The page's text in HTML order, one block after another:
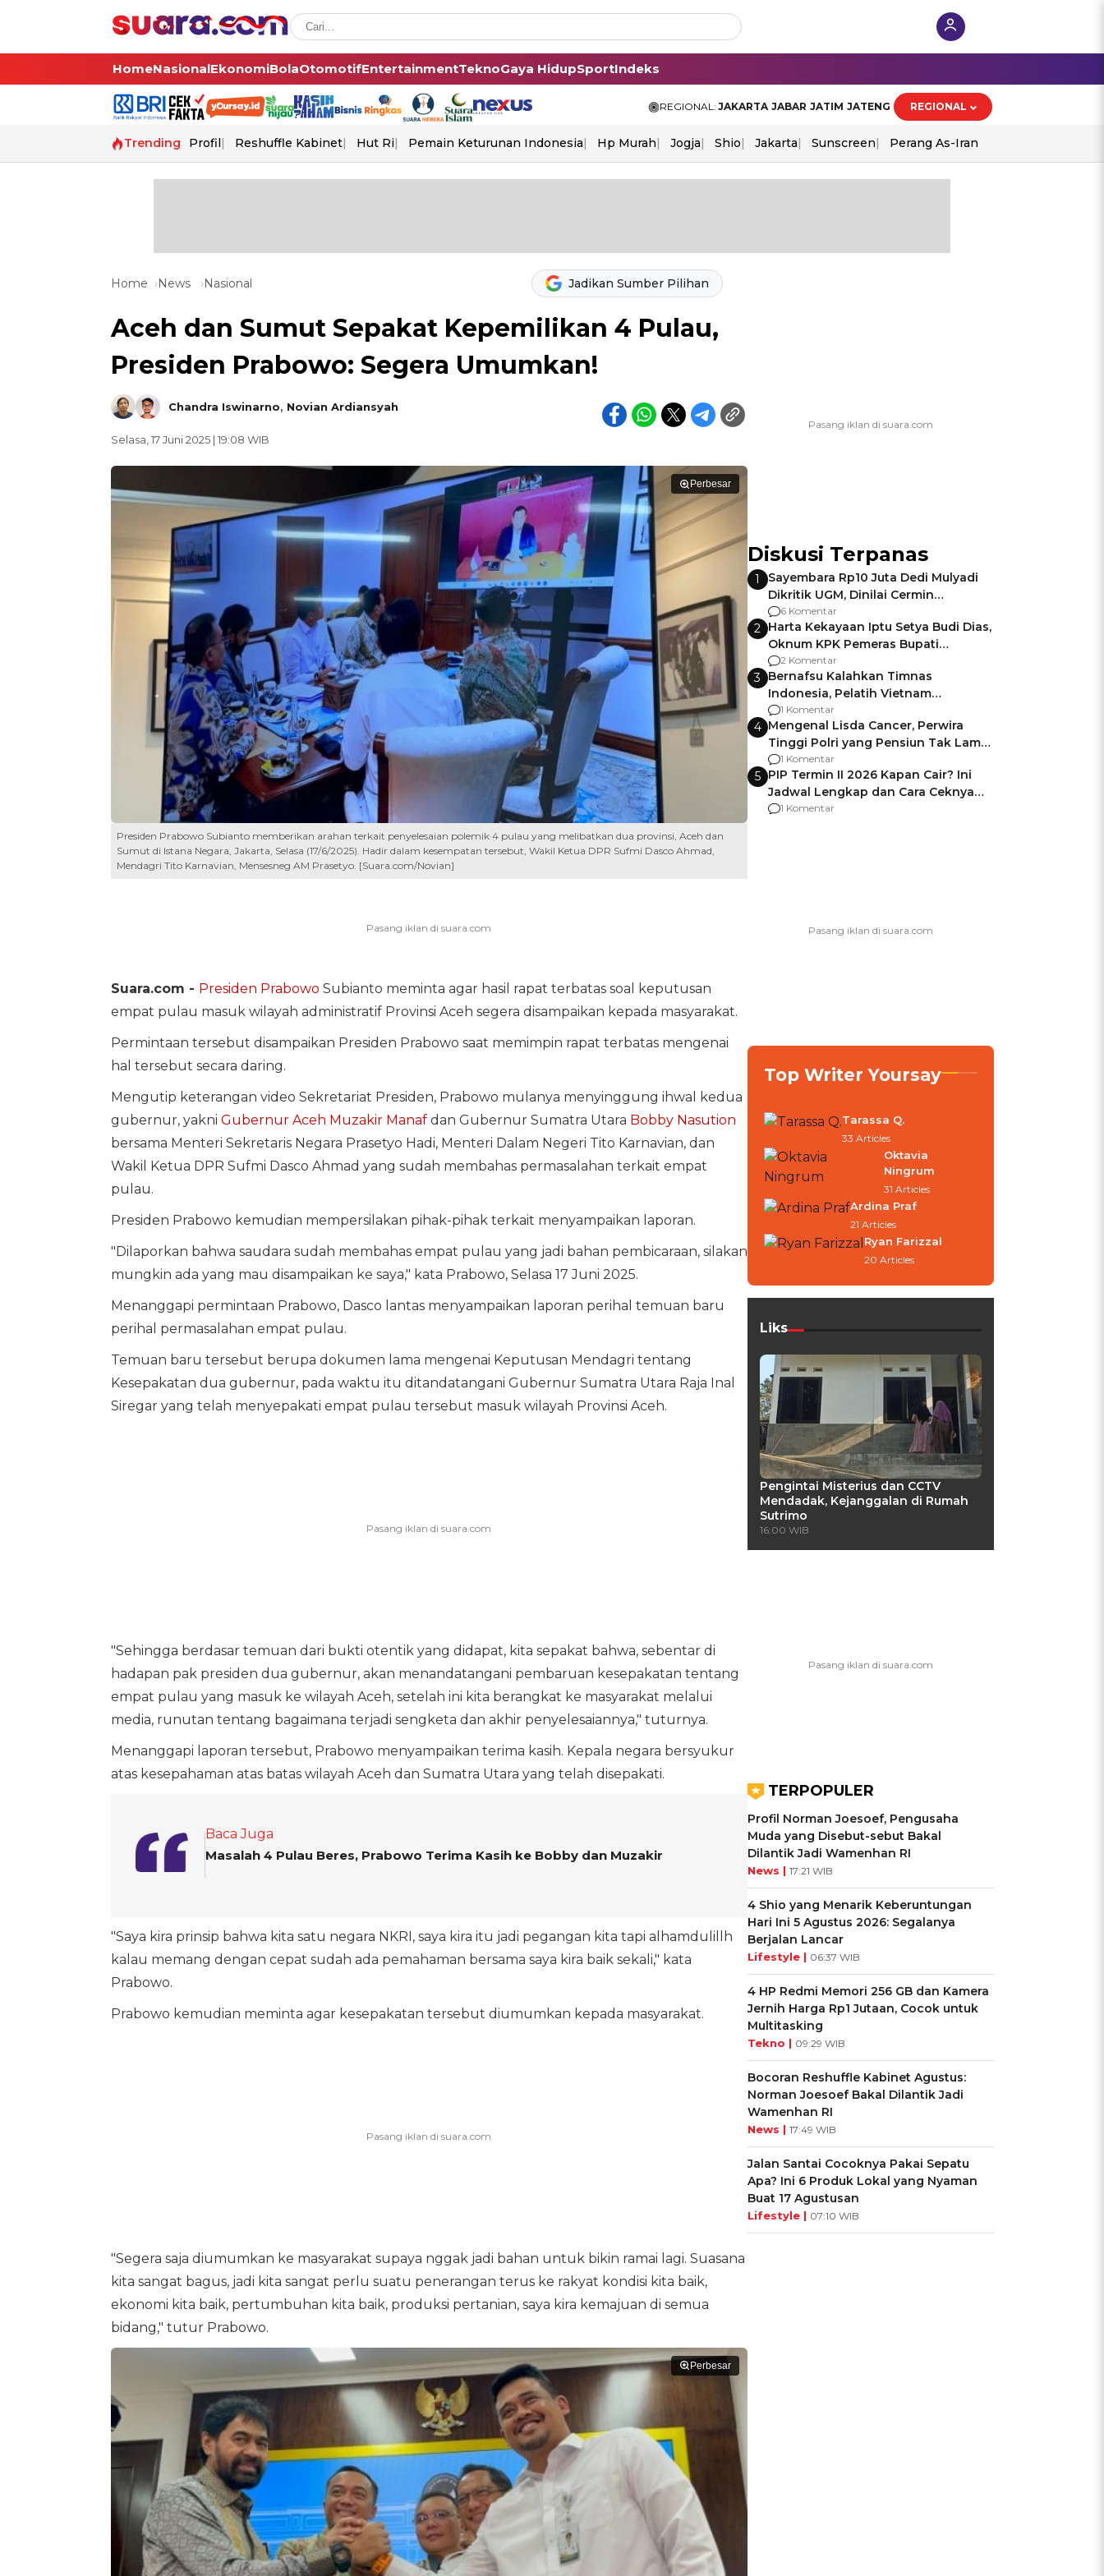
HomeNasionalEkonomiBolaOtomotifEntertainmentTeknoGaya HidupSportIndeks
REGIONAL: JAKARTA JABAR JATIM JATENG REGIONAL
Trending Profil Reshuffle Kabinet Hut Ri Pemain Keturunan Indonesia Hp Murah Jogja Shio Jakarta Sunscreen Perang As-Iran
Home News Nasional Jadikan Sumber Pilihan
Aceh dan Sumut Sepakat Kepemilikan 4 Pulau,
Presiden Prabowo: Segera Umumkan!
Chandra Iswinarno, Novian Ardiansyah
Selasa, 17 Juni 2025 | 19:08 WIB
Perbesar
Presiden Prabowo Subianto memberikan arahan terkait penyelesaian polemik 4 pulau yang melibatkan dua provinsi, Aceh dan
Sumut di Istana Negara, Jakarta, Selasa (17/6/2025). Hadir dalam kesempatan tersebut, Wakil Ketua DPR Sufmi Dasco Ahmad,
Mendagri Tito Karnavian, Mensesneg AM Prasetyo. [Suara.com/Novian]
Suara.com - Presiden Prabowo Subianto meminta agar hasil rapat terbatas soal keputusan
empat pulau masuk wilayah administratif Provinsi Aceh segera disampaikan kepada masyarakat.
Permintaan tersebut disampaikan Presiden Prabowo saat memimpin rapat terbatas mengenai
hal tersebut secara daring.
Mengutip keterangan video Sekretariat Presiden, Prabowo mulanya menyinggung ihwal kedua
gubernur, yakni Gubernur Aceh Muzakir Manafdan Gubernur Sumatra Utara Bobby Nasution
bersama Menteri Sekretaris Negara Prasetyo Hadi, Menteri Dalam Negeri Tito Karnavian, dan
Wakil Ketua DPR Sufmi Dasco Ahmad yang sudah membahas permasalahan terkait empat
pulau.
Presiden Prabowo kemudian mempersilakan pihak-pihak terkait menyampaikan laporan.
"Dilaporkan bahwa saudara sudah membahas empat pulau yang jadi bahan pembicaraan, silakan
mungkin ada yang mau disampaikan ke saya," kata Prabowo, Selasa 17 Juni 2025.
Menanggapi permintaan Prabowo, Dasco lantas menyampaikan laporan perihal temuan baru
perihal permasalahan empat pulau.
Temuan baru tersebut berupa dokumen lama mengenai Keputusan Mendagri tentang
Kesepakatan dua gubernur, pada waktu itu ditandatangani Gubernur Sumatra Utara Raja Inal
Siregar yang telah menyepakati empat pulau tersebut masuk wilayah Provinsi Aceh.
"Sehingga berdasar temuan dari bukti otentik yang didapat, kita sepakat bahwa, sebentar di
hadapan pak presiden dua gubernur, akan menandatangani pembaruan kesepakatan tentang
empat pulau yang masuk ke wilayah Aceh, setelah ini kita berangkat ke masyarakat melalui
media, runutan tentang bagaimana terjadi sengketa dan akhir penyelesaiannya," tuturnya.
Menanggapi laporan tersebut, Prabowo menyampaikan terima kasih. Kepala negara bersyukur
atas kesepahaman atas batas wilayah Aceh dan Sumatra Utara yang telah disepakati.
Baca Juga
Masalah 4 Pulau Beres, Prabowo Terima Kasih ke Bobby dan Muzakir
"Saya kira prinsip bahwa kita satu negara NKRI, saya kira itu jadi pegangan kita tapi alhamdulillh
kalau memang dengan cepat sudah ada pemahaman bersama saya kira baik sekali," kata
Prabowo.
Prabowo kemudian meminta agar kesepakatan tersebut diumumkan kepada masyarakat.
"Segera saja diumumkan ke masyarakat supaya nggak jadi bahan untuk bikin ramai lagi. Suasana
kita sangat bagus, jadi kita sangat perlu suatu penerangan terus ke rakyat kondisi kita baik,
ekonomi kita baik, pertumbuhan kita baik, produksi pertanian, saya kira kemajuan di semua
bidang," tutur Prabowo.
Perbesar
Diskusi Terpanas
1
Sayembara Rp10 Juta Dedi Mulyadi
Dikritik UGM, Dinilai Cermin
Gagalnya Negara Jamin Keamanan
6 Komentar
2 Harta Kekayaan Iptu Setya Budi Dias,
Oknum KPK Pemeras Bupati
Pemalang
2 Komentar
3 Bernafsu Kalahkan Timnas
Indonesia, Pelatih Vietnam
Berencana Pakai Jimat di Pakansari
1 Komentar
4 Mengenal Lisda Cancer, Perwira
Tinggi Polri yang Pensiun Tak Lama
Usai Jadi Brigjen
1 Komentar
5 PIP Termin II 2026 Kapan Cair? Ini
Jadwal Lengkap dan Cara Ceknya
agar Dana Tidak Hangus!
1 Komentar
Top Writer Yoursay
Tarassa Q.
33 Articles
Oktavia
Ningrum
31 Articles
Ardina Praf
21 Articles
Ryan Farizzal
20 Articles
Liks
Pengintai Misterius dan CCTV
Mendadak, Kejanggalan di Rumah
Sutrimo
16:00 WIB
TERPOPULER
Profil Norman Joesoef, Pengusaha
Muda yang Disebut-sebut Bakal
Dilantik Jadi Wamenhan RI
News | 17:21 WIB
4 Shio yang Menarik Keberuntungan
Hari Ini 5 Agustus 2026: Segalanya
Berjalan Lancar
Lifestyle | 06:37 WIB
4 HP Redmi Memori 256 GB dan Kamera
Jernih Harga Rp1 Jutaan, Cocok untuk
Multitasking
Tekno | 09:29 WIB
Bocoran Reshuffle Kabinet Agustus:
Norman Joesoef Bakal Dilantik Jadi
Wamenhan RI
News | 17:49 WIB
Jalan Santai Cocoknya Pakai Sepatu
Apa? Ini 6 Produk Lokal yang Nyaman
Buat 17 Agustusan
Lifestyle | 07:10 WIB